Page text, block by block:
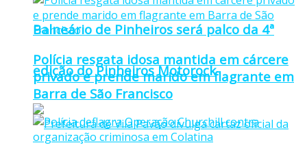
Balneário de Pinheiros será palco da 4ª
edição do Pinheiros Motorock
Polícia resgata idosa mantida em cárcere
privado e prende marido em flagrante em
Barra de São Francisco